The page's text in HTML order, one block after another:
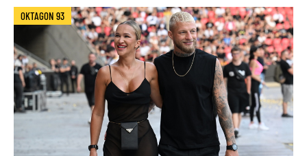
OKTAGON 93